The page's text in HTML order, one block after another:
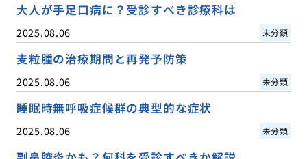
大人が手足口病に？受診すべき診療科は
2025.08.06 未分類
麦粒腫の治療期間と再発予防策
2025.08.06 未分類
睡眠時無呼吸症候群の典型的な症状
2025.08.06 未分類